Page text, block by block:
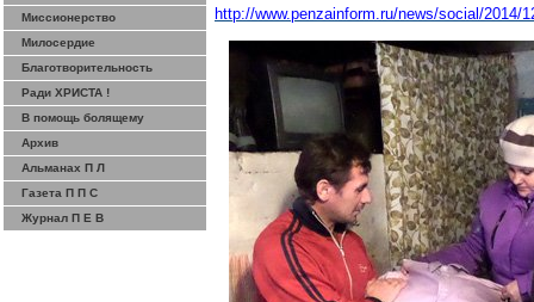
Миссионерство
Милосердие
Благотворительность
Ради ХРИСТА !
В помощь болящему
Архив
Альманах П Л
Газета П П С
Журнал П Е В
http://www.penzainform.ru/news/social/2014/